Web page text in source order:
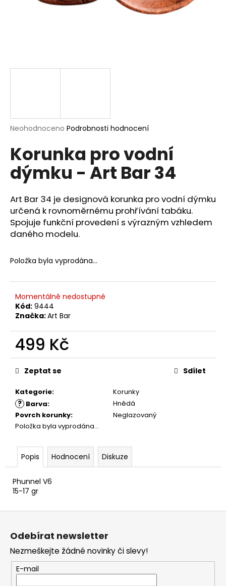
Průměrné
produktu
je
0,0
z
hvězdiček.
Neohodnoceno Podrobnosti hodnocení
Korunka pro vodní
dýmku - Art Bar 34
Art Bar 34 je designová korunka pro vodní dýmku
určená k rovnoměrnému prohřívání tabáku.
Spojuje funkční provedení s výrazným vzhledem
daného modelu.
Položka byla vyprodána…
Momentálně nedostupné
Kód: 9444
Značka:Art Bar
499 Kč
Měrná
cena:
Kategorie: Korunky
? Barva:
Hnědá
Povrch korunky:
Neglazovaný
Položka byla vyprodána…
Zeptat se Sdílet
Popis Hodnocení Diskuze
Phunnel V6
15-17 gr
?
HLEDAT
D
o
p
o
r
u
č
u
e
e
Odebírat newsletter
Nezmeškejte žádné novinky či slevy!
E-mail